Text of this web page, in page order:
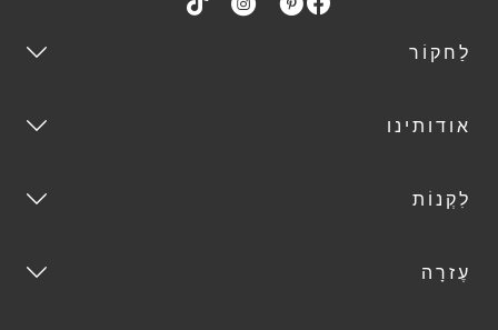
לַחקוֹר
אודותינו
לִקְנוֹת
עֶזרָה